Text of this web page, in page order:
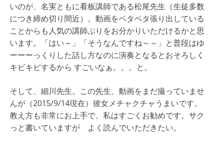
いのが、名実ともに看板講師である松尾先生（生徒多数
につき締め切り間近）。動画をペタペタ張り出している
ことからも人気の講師ぶりをお分かりいただけるかと思
います。「はい～」「そうなんですね～～」と普段はゆ
ーーーっくりした話し方なのに演奏となるとおそろしく
キビキビするから すごいなぁ。。。と。
そして、細川先生。この先生、動画をまだ撮っていませ
んが（2015/9/14現在）彼女メチャクチャうまいです。
教え方も非常にお上手で、私はすごくお勧めです。サク
っと書いていますが よく読んでいただきたい。